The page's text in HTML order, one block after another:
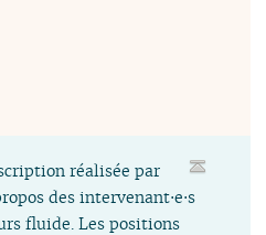
réalisée par
des intervenant⋅e⋅s
fluide. Les positions